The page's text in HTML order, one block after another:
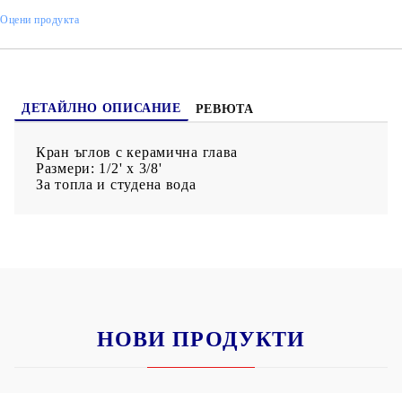
Оцени продукта
ДЕТАЙЛНО ОПИСАНИЕ РЕВЮТА
Кран ъглов с керамична глава
Размери: 1/2' х 3/8'
За топла и студена вода
НОВИ ПРОДУКТИ